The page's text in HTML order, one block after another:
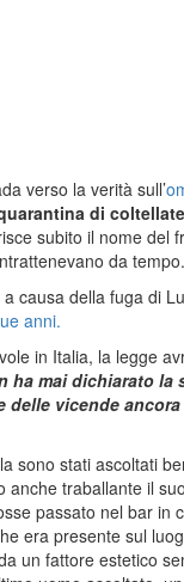
verso la verità sull’
di
subito il nome del
da tempo.
causa della fuga di
anni.
in Italia, la legge
ha mai dichiarato la
vicende
sono stati ascoltati
anche traballante il
passato nel bar in
era presente sul
un fattore estetico